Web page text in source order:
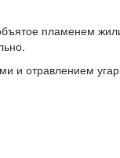
пламенем
и отравлением